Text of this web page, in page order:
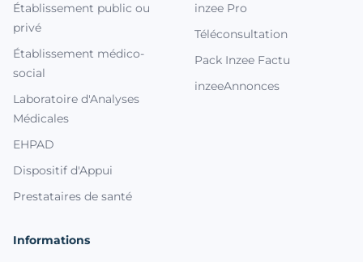
Établissement public ou
privé
Établissement médico-
social
Laboratoire d'Analyses
Médicales
EHPAD
Dispositif d'Appui
Prestataires de santé
inzee Pro
Téléconsultation
Pack Inzee Factu
inzeeAnnonces
Informations